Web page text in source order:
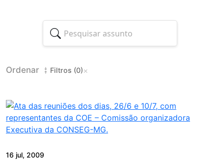
Ordenar Filtros (0)×
16 jul, 2009